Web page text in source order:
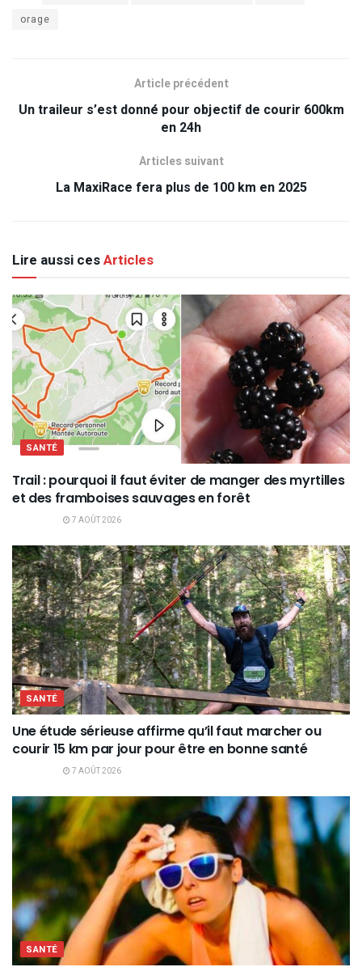
orage
Article précédent
Un traileur s’est donné pour objectif de courir 600km
en 24h
Articles suivant
La MaxiRace fera plus de 100 km en 2025
Lire aussi cesArticles
SANTÉ
Trail : pourquoi il faut éviter de manger des myrtilles
et des framboises sauvages en forêt
7 AOÛT 2026
SANTÉ
Une étude sérieuse affirme qu’il faut marcher ou
courir 15 km par jour pour être en bonne santé
7 AOÛT 2026
SANTÉ